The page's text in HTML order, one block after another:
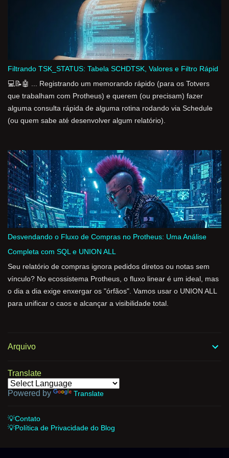
Filtrando TSK_STATUS: Tabela SCHDTSK, Valores e Filtro Rápid
💻📝🤖 ... Registrando um memorando rápido (para os Totvers
que trabalham com Protheus) e querem (ou precisam) fazer
alguma consulta rápida de alguma rotina rodando via Schedule
(ou quem sabe até desenvolver algum relatório).
Desvendando o Fluxo de Compras no Protheus: Uma Análise
Completa com SQL e UNION ALL
Seu relatório de compras ignora pedidos diretos ou notas sem
vínculo? No ecossistema Protheus, o fluxo linear é um ideal, mas
o dia a dia exige enxergar os "órfãos". Vamos usar o UNION ALL
para unificar o caos e alcançar a visibilidade total.
Arquivo
Translate
Powered by Translate
💡Contato
💡Política de Privacidade do Blog